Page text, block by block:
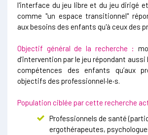
l'interface du jeu libre et du jeu dirigé
comme "un espace transitionnel"
aux besoins des enfants qu'à ceux des
Objectif général de la recherche :
d’intervention par le jeu répondant
compétences des enfants qu’aux
objectifs des professionnel·le·s.
Population ciblée par cette recherche
Professionnels de santé
ergothérapeutes,